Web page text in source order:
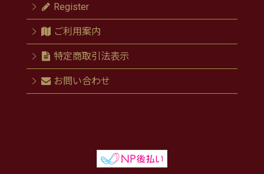
Register
ご利用案内
特定商取引法表示
お問い合わせ